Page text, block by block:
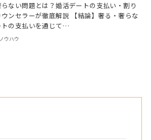
らない問題とは？婚活デートの支払い・割り
ンセラーが徹底解説 【結論】奢る・奢らな
トの支払いを通じて…
ウハウ